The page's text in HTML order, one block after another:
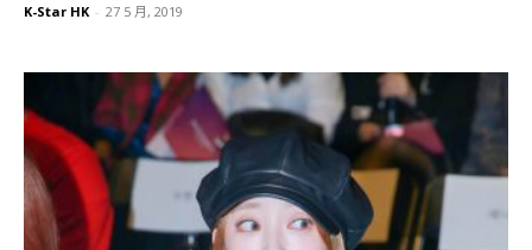
K-Star HK - 27 5 月, 2019